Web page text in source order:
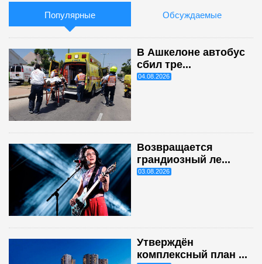
Популярные Обсуждаемые
В Ашкелоне автобус
сбил тре...
04.08.2026
Возвращается
грандиозный ле...
03.08.2026
Утверждён
комплексный план ...